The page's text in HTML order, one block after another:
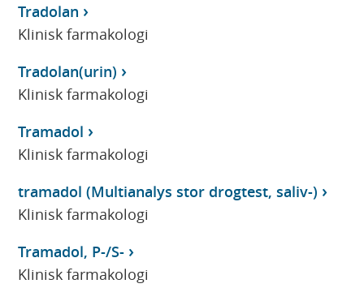
Tradolan
Klinisk farmakologi
Tradolan(urin)
Klinisk farmakologi
Tramadol
Klinisk farmakologi
tramadol (Multianalys stor drogtest, saliv-)
Klinisk farmakologi
Tramadol, P-/S-
Klinisk farmakologi